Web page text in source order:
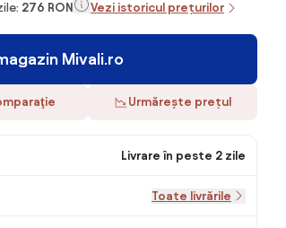
276 RON Vezi istoricul prețurilor
Mivali.ro
Urmărește prețul
Livrare în peste 2 zile
Toate livrările